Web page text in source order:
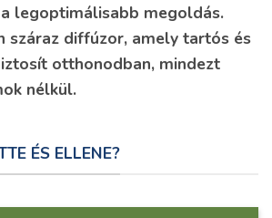
legoptimálisabb megoldás.
száraz diffúzor, amely tartós és
otthonodban, mindezt
nélkül.
ÉS ELLENE?